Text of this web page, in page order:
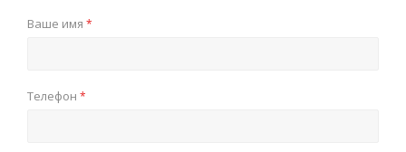
Ваше имя *
Телефон *